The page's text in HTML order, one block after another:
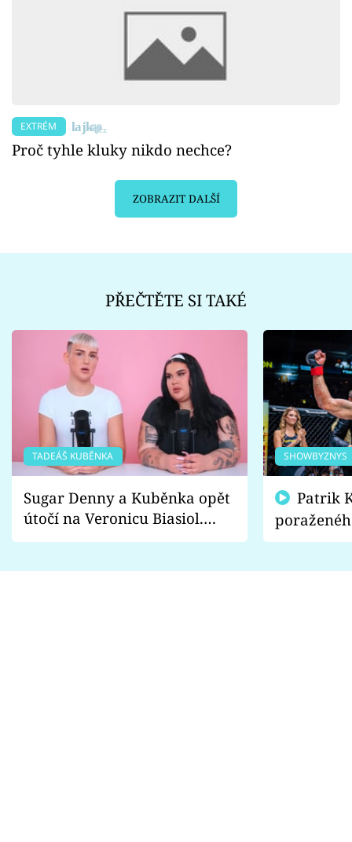
EXTRÉM
Proč tyhle kluky nikdo nechce?
ZOBRAZIT DALŠÍ
PŘEČTĚTE SI TAKÉ
TADEÁŠ KUBĚNKA
Sugar Denny a Kuběnka opět
útočí na Veronicu Biasiol.
Proč je podle nich falešná a
SHOWBYZNYS
fanoušci